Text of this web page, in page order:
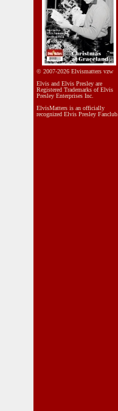
© 2007-2026 Elvismatters vzw
Elvis and Elvis Presley are
Registered Trademarks of Elvis
Presley Enterprises Inc.
ElvisMatters is an officially
recognized Elvis Presley Fanclub.